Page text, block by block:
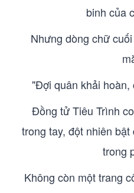
binh của
Nhưng dòng chữ
"Đợi quân khải
Đồng tử Tiêu Trình
trong tay, đột nhiên
trong
Không còn một trang